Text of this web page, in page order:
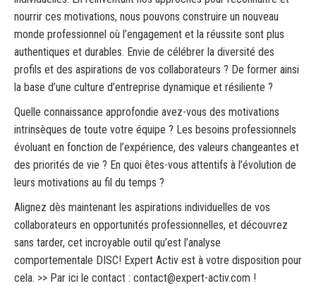
nourrir ces motivations, nous pouvons construire un nouveau
monde professionnel où l’engagement et la réussite sont plus
authentiques et durables. Envie de célébrer la diversité des
profils et des aspirations de vos collaborateurs ? De former ainsi
la base d’une culture d’entreprise dynamique et résiliente ?
Quelle connaissance approfondie avez-vous des motivations
intrinsèques de toute votre équipe ? Les besoins professionnels
évoluant en fonction de l’expérience, des valeurs changeantes et
des priorités de vie ? En quoi êtes-vous attentifs à l’évolution de
leurs motivations au fil du temps ?
Alignez dès maintenant les aspirations individuelles de vos
collaborateurs en opportunités professionnelles, et découvrez
sans tarder, cet incroyable outil qu’est l’analyse
comportementale DISC! Expert Activ est à votre disposition pour
cela. >> Par ici le contact : contact@expert-activ.com !